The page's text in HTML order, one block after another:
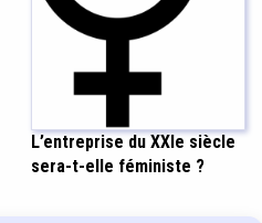
L’entreprise du XXIe siècle
sera-t-elle féministe ?